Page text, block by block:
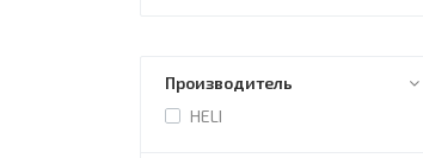
Производитель
HELI